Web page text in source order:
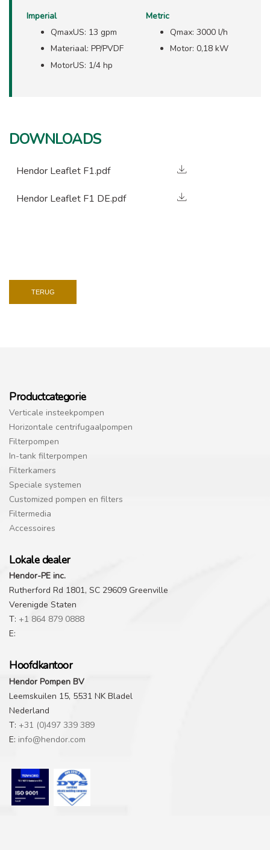
Metric
Qmax: 3000 l/h
Motor: 0,18 kW
Imperial
QmaxUS: 13 gpm
Materiaal: PP/PVDF
MotorUS: 1/4 hp
DOWNLOADS
Hendor Leaflet F1.pdf
Hendor Leaflet F1 DE.pdf
TERUG
Productcategorie
Verticale insteekpompen
Horizontale centrifugaalpompen
Filterpompen
In-tank filterpompen
Filterkamers
Speciale systemen
Customized pompen en filters
Filtermedia
Accessoires
Lokale dealer
Hendor-PE inc.
Rutherford Rd 1801, SC 29609 Greenville
Verenigde Staten
T: +1 864 879 0888
E:
Hoofdkantoor
Hendor Pompen BV
Leemskuilen 15, 5531 NK Bladel
Nederland
T: +31 (0)497 339 389
E: info@hendor.com